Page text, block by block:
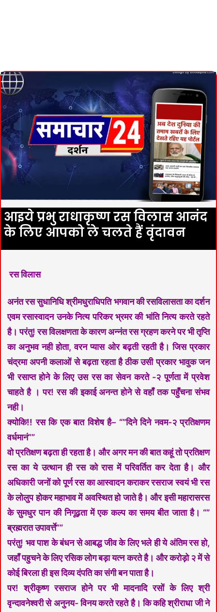
आइये प्रभु राधाकृष्ण रस विलास आनंद
के लिए आपको ले चलते हैं वृंदावन
‌ रस विलास
अनंत रस सुधानिधि श्रीमधुराधिपति भगवान की रसविलासता का दर्शन
एवम रसास्वादन उनके नित्य परिकर भ्रमर की भांति नित्य करते रहते
है। परंतु! रस विलक्षणता के कारण अन्नंत रस ग्रहण करने पर भी तृप्ति
का अनुभव नही होता, वरन प्यास ओर बढ़ती रहती है। जिस प्रकार
चंद्रमा अपनी कलाओं से बढ़ता रहता है ठीक उसी प्रकार भावुक जन
भी रसाप्त होने के लिए उस रस का सेवन करते -२ पूर्णता में प्रवेश
चाहते है । पर! रस की इकाई अनन्त होने से वहाँ तक पहुँचना संभव
नही।
क्योकि!! रस कि एक बात विशेष है– “”दिने दिने नवम-२ प्रतिक्षणम
वर्धमानं””
वो प्रतिक्षण बढ़ता ही रहता है। और अगर मन की बात कहूं तो प्रतिक्षण
रस का ये उत्थान ही रस को रास में परिवर्तित कर देता है। और
अधिकारी जनों को पूर्ण रस का आस्वादन कराकर रसराज स्वयं भी रस
के लोलुप होकर महाभाव में अवस्थित हो जाते है। और इसी महारासरस
के सुमधुर पान की निगूढ़ता में एक कल्प का समय बीत जाता है। “”
ब्रह्मरात उपावर्त्ते””
परंतु! भव पाश के बंधन से आबद्ध जीव के लिए भले ही ये अंतिम रस हो,
जहाँ पहुचने के लिए रसिक लोग बड़ा यत्न करते है। और करोड़ो २ में से
कोई बिरला ही इस दिव्य दंपति का संगी बन पाता है।
पर! श्रीकृष्ण रसराज होने पर भी मादनादि रसों के लिए श्री
वृन्दावनेश्वरी से अनुनय- विनय करते रहते है। कि कहि श्रीराधा जी ने